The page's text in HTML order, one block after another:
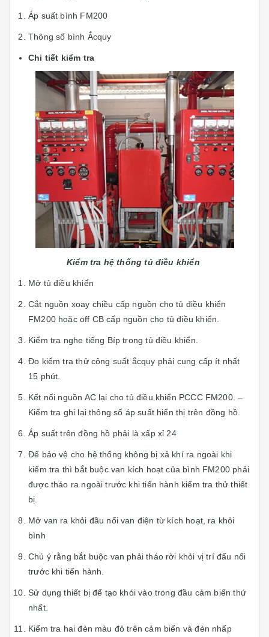
Áp suất bình FM200
Thông số bình Ắcquy
Chi tiết kiểm tra
Kiểm tra hệ thống tủ điều khiển
Mở tủ điều khiển
Cắt nguồn xoay chiều cấp nguồn cho tủ điều khiển
FM200 hoặc off CB cấp nguồn cho tủ điều khiển.
Kiểm tra nghe tiếng Bíp trong tủ điều khiển.
Đo kiểm tra thử công suất ắcquy phải cung cấp ít nhất
15 phút.
Kết nối nguồn AC lại cho tủ điều khiển PCCC FM200. –
Kiểm tra ghi lại thông số áp suất hiển thị trên đồng hồ.
Áp suất trên đồng hồ phải là xấp xỉ 24
Để bảo vệ cho hệ thống không bị xả khí ra ngoài khi
kiểm tra thì bắt buộc van kích hoạt của bình FM200 phải
được tháo ra ngoài trước khi tiến hành kiểm tra thử thiết
bị.
Mở van ra khỏi đầu nối van điện từ kích hoạt, ra khỏi
bình
Chú ý rằng bắt buộc van phải tháo rời khỏi vị trí đấu nối
trước khi tiến hành.
Sử dụng thiết bị để tạo khói vào trong đầu cảm biến thứ
nhất.
Kiểm tra hai đèn màu đỏ trên cảm biến và đèn nhấp